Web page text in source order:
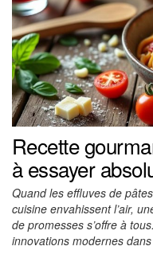
Recette
à essayer
Quand les effluves de
cuisine envahissent l’air,
de promesses s’offre à
innovations modernes